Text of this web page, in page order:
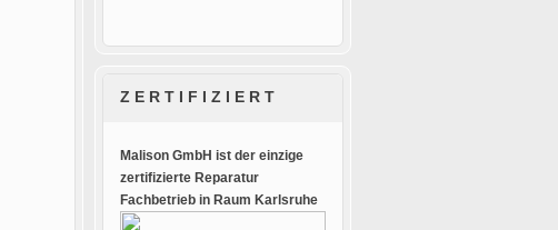
Z E R T I F I Z I E R T
Malison GmbH ist der einzige
zertifizierte Reparatur
Fachbetrieb in Raum Karlsruhe